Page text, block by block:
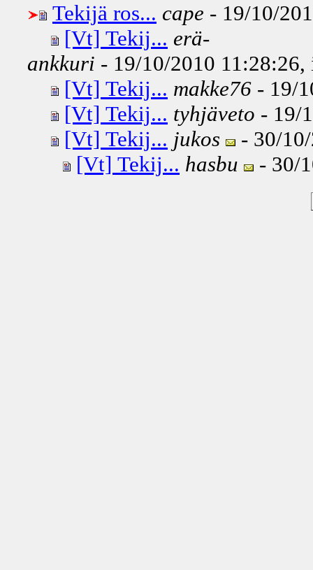
Tekijä ros... cape - 19/10/
[Vt] Tekij... erä-
ankkuri - 19/10/2010 11:28:26,
[Vt] Tekij... makke76 - 19/
[Vt] Tekij... tyhjäveto - 19/
[Vt] Tekij... jukos
- 30/
[Vt] Tekij... hasbu - 30/